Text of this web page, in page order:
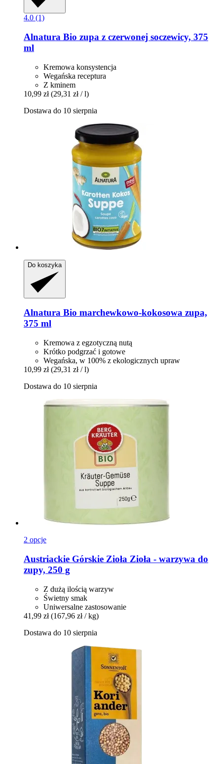
4.0 (1)
Alnatura Bio zupa z czerwonej soczewicy, 375
ml
Kremowa konsystencja
Wegańska receptura
Z kminem
10,99 zł (29,31 zł / l)
Dostawa do 10 sierpnia
Do koszyka
Alnatura Bio marchewkowo-​kokosowa zupa,
375 ml
Kremowa z egzotyczną nutą
Krótko podgrzać i gotowe
Wegańska, w 100% z ekologicznych upraw
10,99 zł (29,31 zł / l)
Dostawa do 10 sierpnia
2 opcje
Austriackie Górskie Zioła Zioła -​ warzywa do
zupy, 250 g
Z dużą ilością warzyw
Świetny smak
Uniwersalne zastosowanie
41,99 zł (167,96 zł / kg)
Dostawa do 10 sierpnia